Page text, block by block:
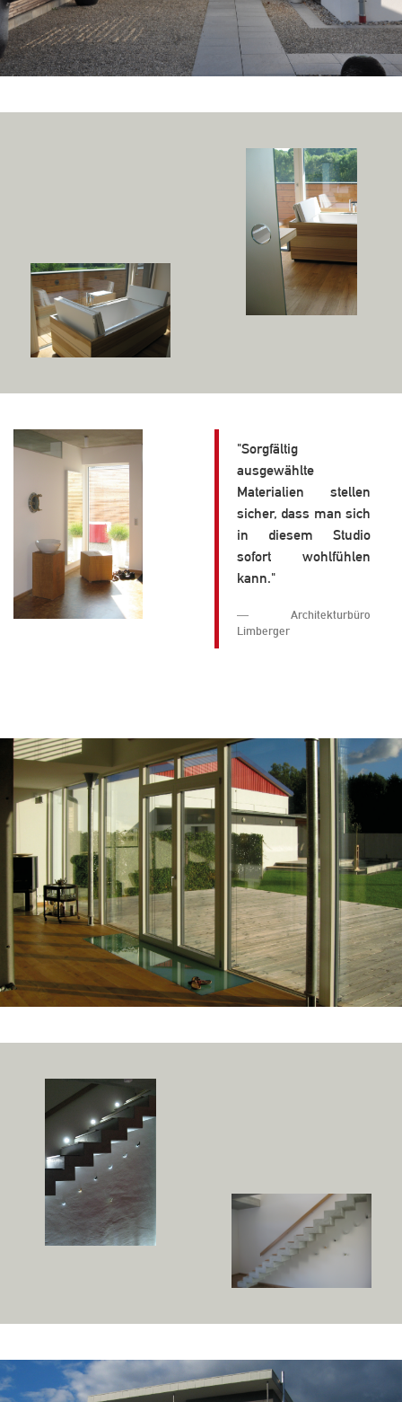
"Sorgfältig
ausgewählte
Materialien stellen
sicher, dass man sich
in diesem Studio
sofort wohlfühlen
kann."
Architekturbüro
Limberger